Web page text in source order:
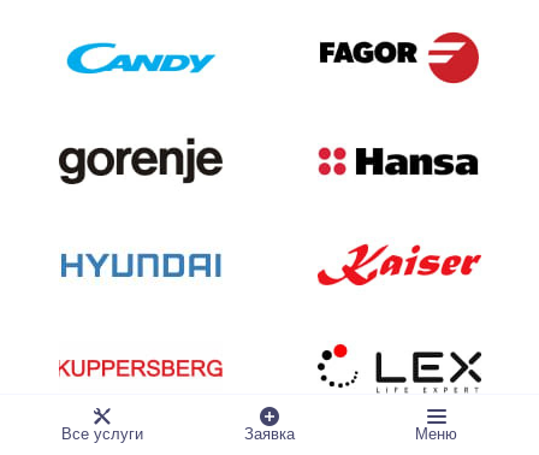
Все услуги Заявка Меню